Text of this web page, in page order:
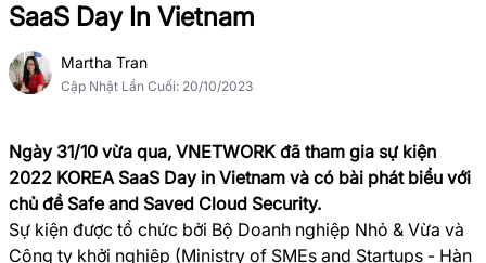
SaaS Day In Vietnam
Martha Tran
Cập Nhật Lần Cuối: 20/10/2023
Ngày 31/10 vừa qua, VNETWORK đã tham gia sự kiện
2022 KOREA SaaS Day in Vietnam và có bài phát biểu với
chủ đề Safe and Saved Cloud Security.
Sự kiện được tổ chức bởi Bộ Doanh nghiệp Nhỏ & Vừa và
Công ty khởi nghiệp (Ministry of SMEs and Startups - Hàn